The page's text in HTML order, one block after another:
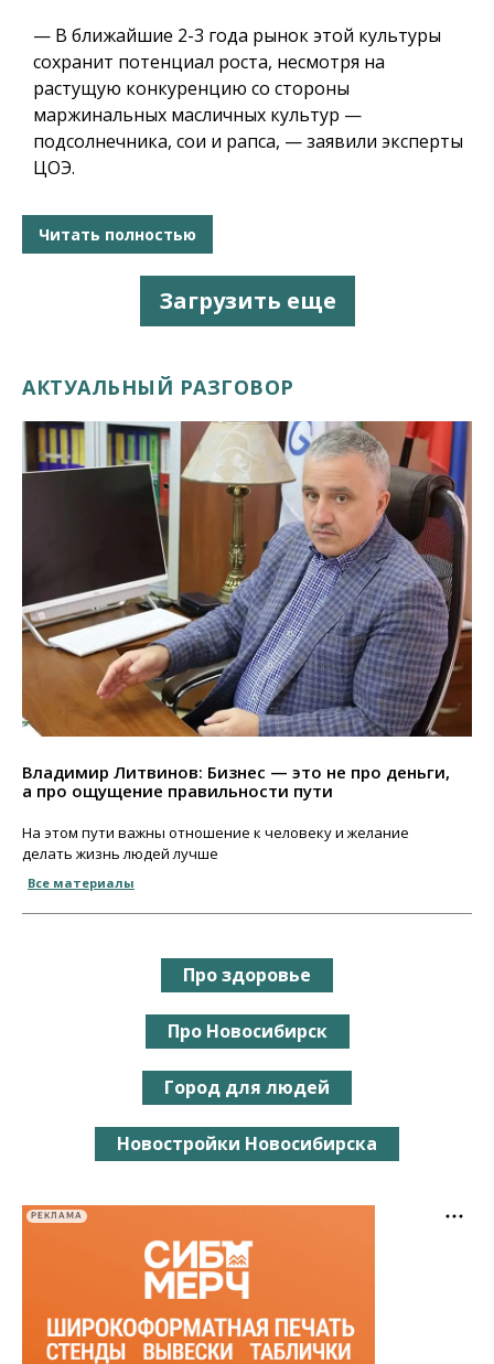
— В ближайшие 2-3 года рынок этой культуры
сохранит потенциал роста, несмотря на
растущую конкуренцию со стороны
маржинальных масличных культур —
подсолнечника, сои и рапса, — заявили эксперты
ЦОЭ.
Читать полностью
Загрузить еще
АКТУАЛЬНЫЙ РАЗГОВОР
Владимир Литвинов: Бизнес — это не про деньги,
а про ощущение правильности пути
На этом пути важны отношение к человеку и желание
делать жизнь людей лучше
Все материалы
Про здоровье
Про Новосибирск
Город для людей
Новостройки Новосибирска
РЕКЛАМА